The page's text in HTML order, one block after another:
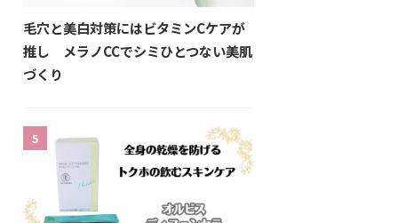
毛穴と美白対策にはビタミンCケアが
推し メラノCCでシミひとつない美肌
づくり
5